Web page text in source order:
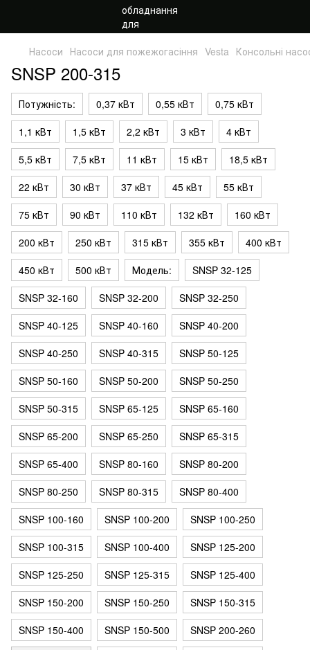
Насоси Насоси для пожежогасіння Vesta Консольні
SNSP 200-315
Потужність: 0,37 кВт 0,55 кВт
0,75 кВт
1,1 кВт
1,5 кВт 2,2 кВт 3 кВт
4 кВт
5,5 кВт
7,5 кВт 11 кВт 15 кВт
18,5 кВт
22 кВт
30 кВт 37 кВт 45 кВт
55 кВт
75 кВт
90 кВт 110 кВт 132 кВт
160 кВт
200 кВт
250 кВт 315 кВт 355 кВт
400 кВт
450 кВт
500 кВт Модель:
SNSP 32-125
SNSP 32-160
SNSP 32-200
SNSP 32-250
SNSP 40-125
SNSP 40-160
SNSP 40-200
SNSP 40-250
SNSP 40-315
SNSP 50-125
SNSP 50-160
SNSP 50-200
SNSP 50-250
SNSP 50-315
SNSP 65-125
SNSP 65-160
SNSP 65-200
SNSP 65-250
SNSP 65-315
SNSP 65-400
SNSP 80-160
SNSP 80-200
SNSP 80-250
SNSP 80-315
SNSP 80-400
SNSP 100-160
SNSP 100-200
SNSP 100-250
SNSP 100-315
SNSP 100-400
SNSP 125-200
SNSP 125-250
SNSP 125-315
SNSP 125-400
SNSP 150-200
SNSP 150-250
SNSP 150-315
SNSP 150-400
SNSP 150-500
SNSP 200-260